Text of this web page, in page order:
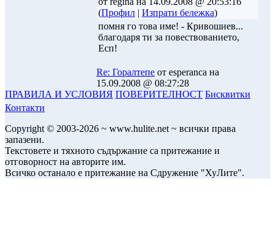
(Профил | Изпрати бележка)
помня го това име! - Кривошиев...
благодаря ти за повествованието,
Есп!
Re: Горалтепе от esperanca на
15.09.2008 @ 08:27:28
ПРАВИЛА И УСЛОВИЯ ПОВЕРИТЕЛНОСТ Бисквитки
Контакти
Copyright © 2003-2026 ~ www.hulite.net ~ всички права
запазени.
Текстовете и тяхното съдържание са притежание и
отговорност на авторите им.
Всичко останало е притежание на Сдружение "ХуЛите".